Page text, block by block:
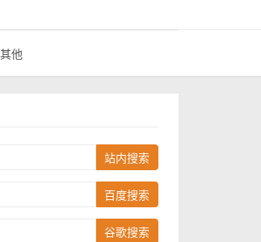
其他
站内搜索
百度搜索
谷歌搜索